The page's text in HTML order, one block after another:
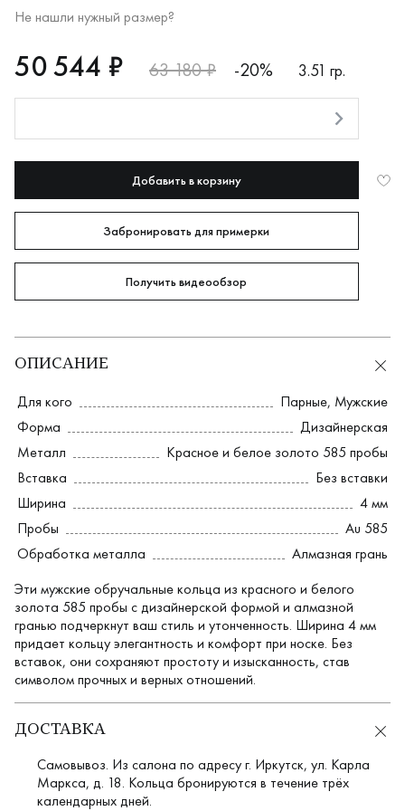
Не нашли нужный размер?
RUB
50544
50 544 ₽ 63 180 ₽ -20%
3.51 гр.
Добавить в корзину
Забронировать для примерки
Получить видеообзор
ОПИСАНИЕ
Для кого Парные, Мужские
Форма
Дизайнерская
Металл
Красное и белое золото 585 пробы
Вставка
Без вставки
Ширина
4 мм
Пробы
Au 585
Обработка металла
Алмазная грань
Эти мужские обручальные кольца из красного и белого
золота 585 пробы с дизайнерской формой и алмазной
гранью подчеркнут ваш стиль и утонченность. Ширина 4 мм
придает кольцу элегантность и комфорт при носке. Без
вставок, они сохраняют простоту и изысканность, став
символом прочных и верных отношений.
ДОСТАВКА
Самовывоз. Из салона по адресу г. Иркутск, ул. Карла
Маркса, д. 18. Кольца бронируются в течение трёх
календарных дней.